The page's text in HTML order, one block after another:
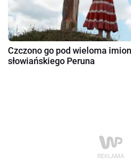
Czczono go pod wieloma
słowiańskiego Peruna